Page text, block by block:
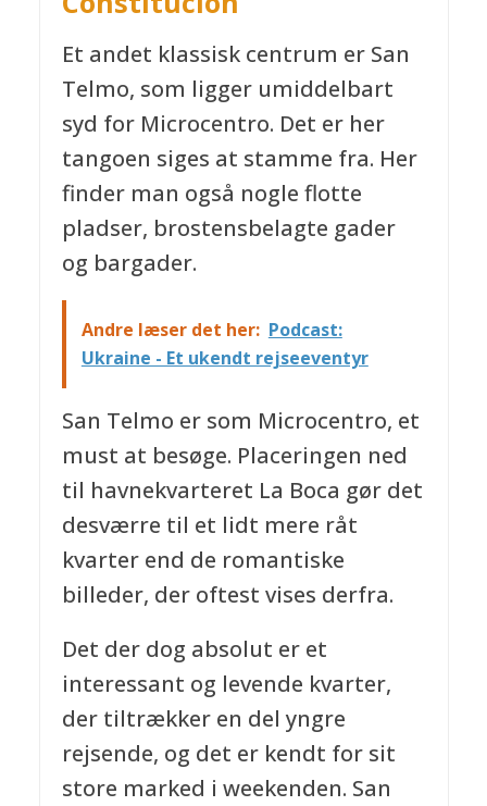
Et andet klassisk centrum er San
Telmo, som ligger umiddelbart
syd for Microcentro. Det er her
tangoen siges at stamme fra. Her
finder man også nogle flotte
pladser, brostensbelagte gader
og bargader.
Andre læser det her: Podcast:
Ukraine - Et ukendt rejseeventyr
San Telmo er som Microcentro, et
must at besøge. Placeringen ned
til havnekvarteret La Boca gør det
desværre til et lidt mere råt
kvarter end de romantiske
billeder, der oftest vises derfra.
Det der dog absolut er et
interessant og levende kvarter,
der tiltrækker en del yngre
rejsende, og det er kendt for sit
store marked i weekenden. San